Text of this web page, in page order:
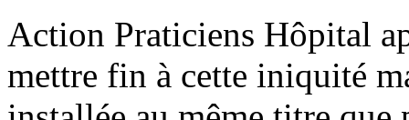
Action Praticiens Hôpital
mettre fin à cette iniquité